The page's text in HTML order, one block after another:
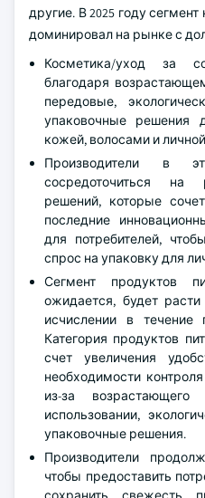
другие. В 2025 году
доминировал на рынке с
Косметика/уход за
благодаря
передовые,
упаковочные решения
кожей, волосами и
Производители в
сосредоточиться на
решений, которые
последние
для потребителей,
спрос на упаковку для
Сегмент продуктов
ожидается, будет
исчислении в течение
Категория продуктов
счет увеличения
необходимости
из-за
использовании,
упаковочные решения.
Производители
чтобы предоставить